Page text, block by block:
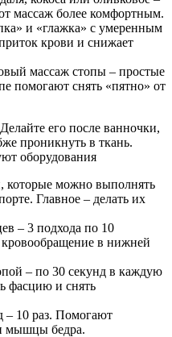
массаж более комфортным.
и «глажка» с умеренным
крови и снижает
массаж стопы – простые
помогают снять «пятно» от
его после ванночки,
проникнуть в ткань.
оборудования
которые можно выполнять
Главное – делать их
– 3 подхода по 10
в нижней
– по 30 секунд в каждую
фасцию и снять
– 10 раз. Помогают
мышцы бедра.